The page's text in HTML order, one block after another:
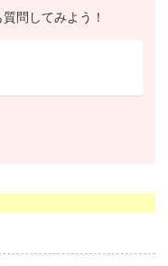
問してみよう！